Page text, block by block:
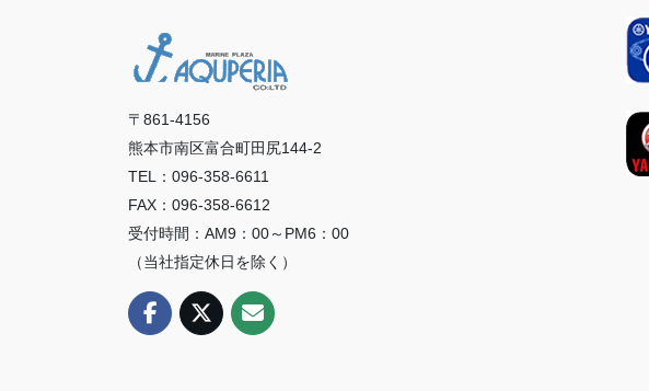
〒861-4156
熊本市南区富合町田尻144-2
TEL：096-358-6611
FAX：096-358-6612
受付時間：AM9：00～PM6：00
（当社指定休日を除く）